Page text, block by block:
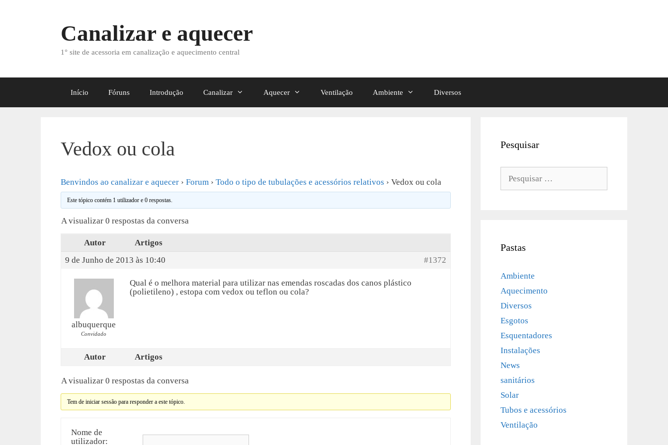
Canalizar e aquecer
1° site de acessoria em canalização e aquecimento central
Início Fóruns Introdução Canalizar Aquecer Ventilação Ambiente Diversos
Vedox ou cola
Benvindos ao canalizar e aquecer › Forum › Todo o tipo de tubulações e acessórios relativos › Vedox ou cola
Este tópico contém 1 utilizador e 0 respostas.
A visualizar 0 respostas da conversa
Autor
Artigos
9 de Junho de 2013 às 10:40
#1372
albuquerque
Convidado
Qual é o melhora material para utilizar nas emendas roscadas dos canos plástico
(polietileno) , estopa com vedox ou teflon ou cola?
Autor Artigos
A visualizar 0 respostas da conversa
Tem de iniciar sessão para responder a este tópico.
Nome de
utilizador:
Pesquisar
Pastas
Ambiente
Aquecimento
Diversos
Esgotos
Esquentadores
Instalações
News
sanitários
Solar
Tubos e acessórios
Ventilação